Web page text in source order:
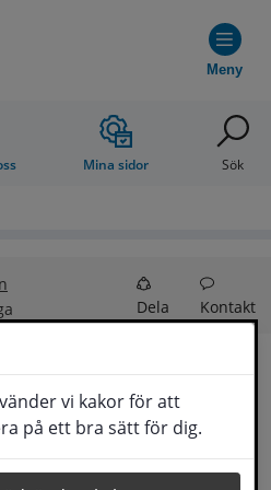
vi kakor för att
på ett bra sätt för dig.
Meny
Mina sidor Sök
Dela Kontakt
kan det bli aktuellt